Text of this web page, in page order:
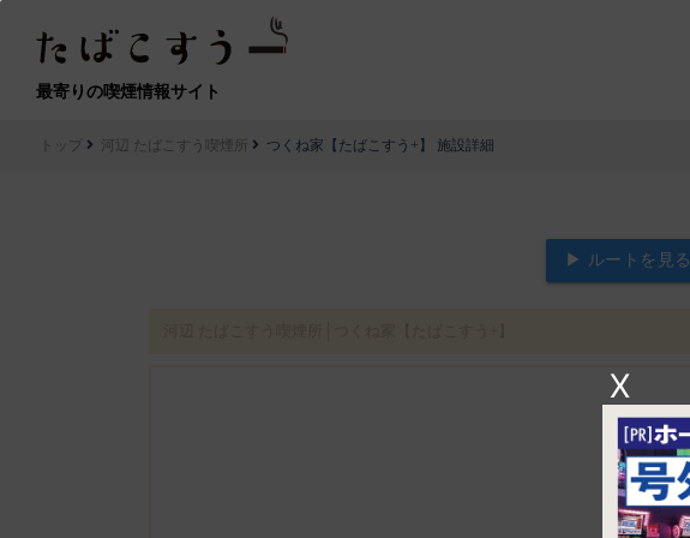
最寄りの喫煙情報サイト
X
トップ 河辺 たばこすう喫煙所 つくね家【たばこすう+】 施設詳細
▶ ルートを見る